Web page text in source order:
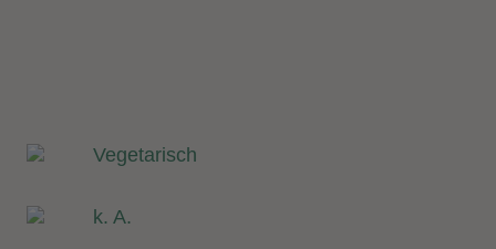
Vegetarisch
k. A.